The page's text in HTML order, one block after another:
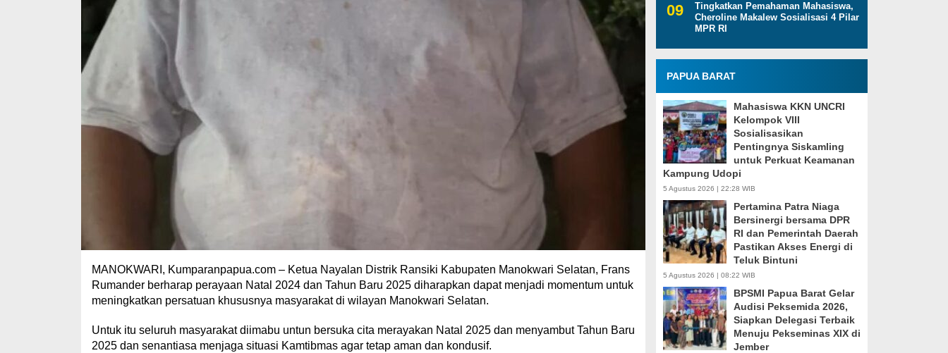
MANOKWARI, Kumparanpapua.com – Ketua Nayalan Distrik Ransiki Kabupaten Manokwari Selatan, Frans
Rumander berharap perayaan Natal 2024 dan Tahun Baru 2025 diharapkan dapat menjadi momentum untuk
meningkatkan persatuan khususnya masyarakat di wilayan Manokwari Selatan.
Untuk itu seluruh masyarakat diimabu untun bersuka cita merayakan Natal 2025 dan menyambut Tahun Baru
2025 dan senantiasa menjaga situasi Kamtibmas agar tetap aman dan kondusif.
Tingkatkan Pemahaman Mahasiswa,
Cheroline Makalew Sosialisasi 4 Pilar
MPR RI
PAPUA BARAT
Mahasiswa KKN UNCRI
Kelompok VIII
Sosialisasikan
Pentingnya Siskamling
untuk Perkuat Keamanan
Kampung Udopi
5 Agustus 2026 | 22:28 WIB
Pertamina Patra Niaga
Bersinergi bersama DPR
RI dan Pemerintah Daerah
Pastikan Akses Energi di
Teluk Bintuni
5 Agustus 2026 | 08:22 WIB
BPSMI Papua Barat Gelar
Audisi Peksemida 2026,
Siapkan Delegasi Terbaik
Menuju Pekseminas XIX di
Jember